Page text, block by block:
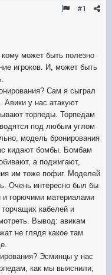
#1
может быть полезно
игроков. И, может быть
Сам я сыграл
Авики у нас атакуют
торпеды. Торпедам
под любым углом
модель бронирования
кидают бомбы. Бомбам
а поджигают,
им тоже пофиг. Моделей
Очень интересно был бы
и горючими материалами
кабелей и
Вывод: авикам
не глядя какое там
Эсминцы у нас
как мы выяснили,